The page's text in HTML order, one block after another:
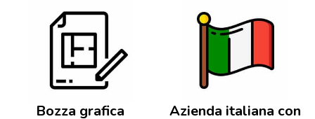
Bozza grafica
Azienda italiana con